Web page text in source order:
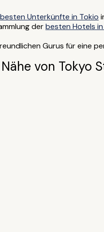
besten Unterkünfte in Tokio
derbesten Hotels
Gurus für eine
von Tokyo